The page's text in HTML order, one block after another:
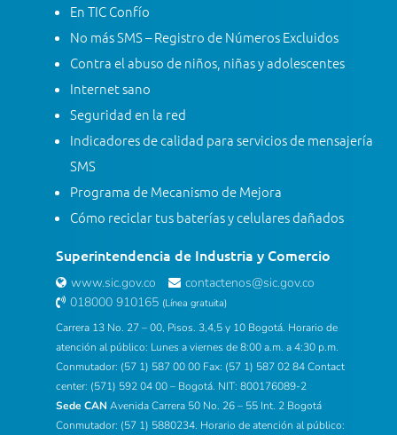
En TIC Confío
No más SMS – Registro de Números Excluidos
Contra el abuso de niños, niñas y adolescentes
Internet sano
Seguridad en la red
Indicadores de calidad para servicios de mensajería
SMS
Programa de Mecanismo de Mejora
Cómo reciclar tus baterías y celulares dañados
Superintendencia de Industria y Comercio
www.sic.gov.co
contactenos@sic.gov.co
018000 910165 (Línea gratuita)
Carrera 13 No. 27 – 00, Pisos. 3,4,5 y 10 Bogotá. Horario de
atención al público: Lunes a viernes de 8:00 a.m. a 4:30 p.m.
Conmutador: (57 1) 587 00 00 Fax: (57 1) 587 02 84 Contact
center: (571) 592 04 00 – Bogotá. NIT: 800176089-2
Sede CAN Avenida Carrera 50 No. 26 – 55 Int. 2 Bogotá
Conmutador: (57 1) 5880234. Horario de atención al público: